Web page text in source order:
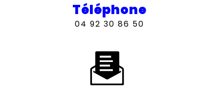
Téléphone
04 92 30 86 50